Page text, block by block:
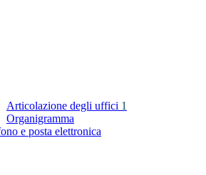
Articolazione degli uffici 1
Organigramma
e posta elettronica